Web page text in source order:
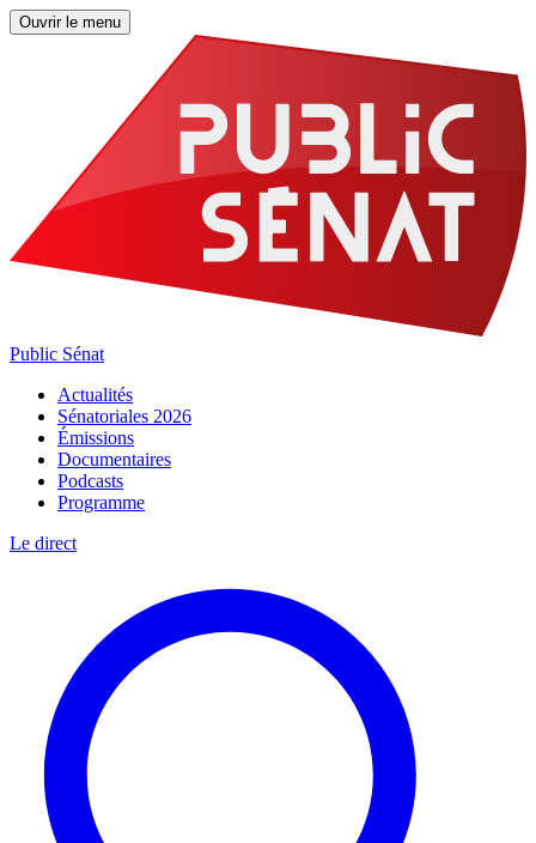
Ouvrir le menu
Public Sénat
Actualités
Sénatoriales 2026
Émissions
Documentaires
Podcasts
Programme
Le direct